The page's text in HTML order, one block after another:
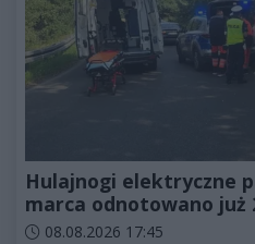
Hulajnogi elektryczne
marca odnotowano już
Data dodania artykułu:
08.08.2026 17:45